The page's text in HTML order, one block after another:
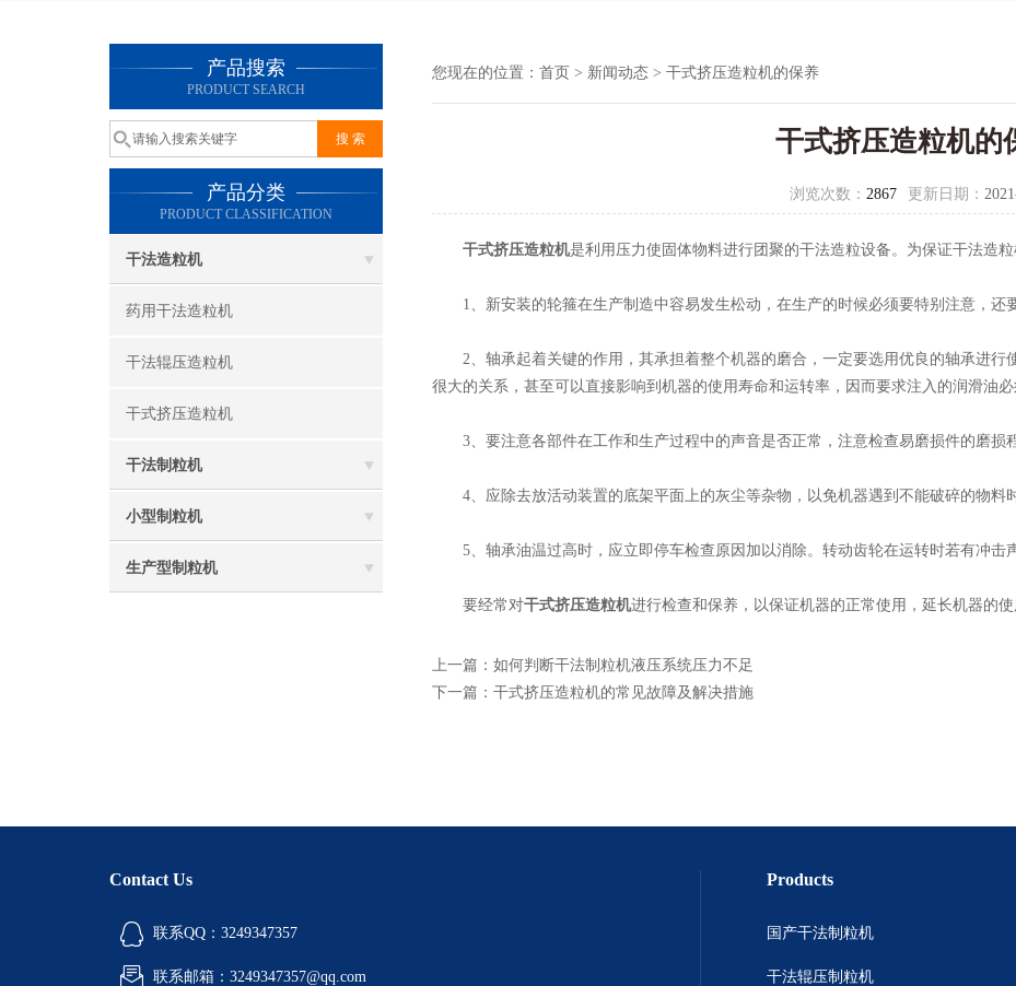
产品搜索
PRODUCT SEARCH
产品分类
PRODUCT CLASSIFICATION
干法造粒机
药用干法造粒机
干法辊压造粒机
干式挤压造粒机
干法制粒机
小型制粒机
生产型制粒机
您现在的位置： 首页 > 新闻动态 > 干式挤压造粒机的保养
干式挤压造粒机的
浏览次数： 2867 更新日期：
干式挤压造粒机是利用压力使固体物料进行团聚的干法造粒设备。为保证干法造
1、新安装的轮箍在生产制造中容易发生松动，在生产的时候必须要特别注意，还
2、轴承起着关键的作用，其承担着整个机器的磨合，一定要选用优良的轴承进行
很大的关系，甚至可以直接影响到机器的使用寿命和运转率，因而要求注入的润滑油必
3、要注意各部件在工作和生产过程中的声音是否正常，注意检查易磨损件的磨损
4、应除去放活动装置的底架平面上的灰尘等杂物，以免机器遇到不能破碎的物料
5、轴承油温过高时，应立即停车检查原因加以消除。转动齿轮在运转时若有冲击
要经常对干式挤压造粒机进行检查和保养，以保证机器的正常使用，延长机器的使
上一篇： 如何判断干法制粒机液压系统压力不足
下一篇： 干式挤压造粒机的常见故障及解决措施
Contact Us
联系QQ：3249347357
联系邮箱：3249347357@qq.com
Products
国产干法制粒机
干法辊压制粒机